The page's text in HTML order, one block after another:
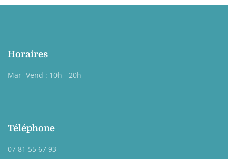
Horaires
Mar- Vend : 10h - 20h
Téléphone
07 81 55 67 93